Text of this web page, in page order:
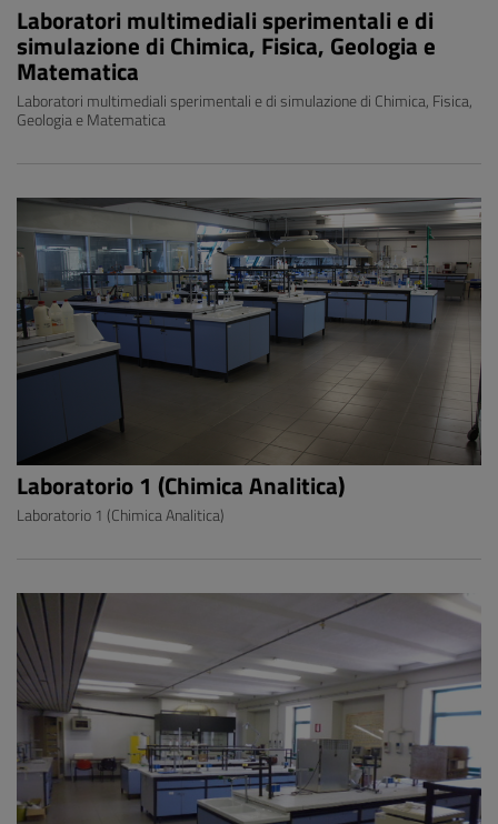
Laboratori multimediali sperimentali e di
simulazione di Chimica, Fisica, Geologia e
Matematica
Laboratori multimediali sperimentali e di simulazione di Chimica, Fisica,
Geologia e Matematica
Laboratorio 1 (Chimica Analitica)
Laboratorio 1 (Chimica Analitica)